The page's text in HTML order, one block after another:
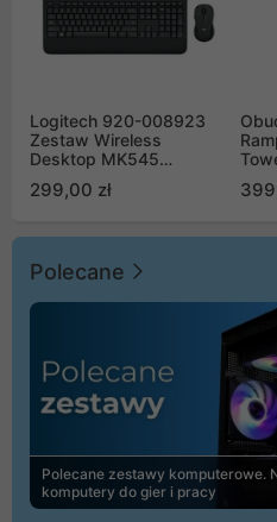
Logitech 920-008923
Zestaw Wireless
Desktop MK545
299,00 zł
Polecane
Polecane zestawy komputerowe.
komputery do gier i pracy